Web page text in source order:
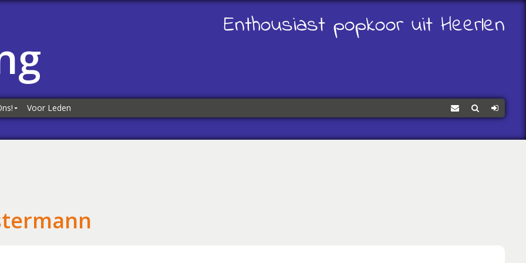
Enthousiast popkoor uit Heerlen
Voor Leden ContactZoeken